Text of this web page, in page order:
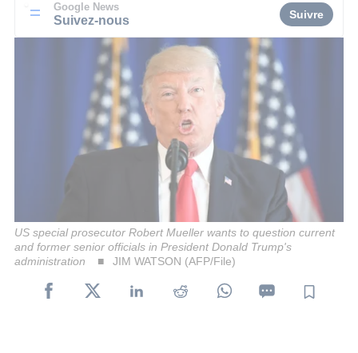
Google News
Suivez-nous Suivre
US special prosecutor Robert Mueller wants to question current
and former senior officials in President Donald Trump's
administration
JIM WATSON (AFP/File)